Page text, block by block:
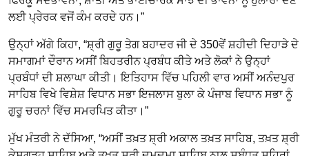
ਲਈ ਪ੍ਰੇਰਕ ਵਜੋਂ ਕੰਮ ਕਰਦੇ ਹਨ।”
ਉਨ੍ਹਾਂ ਅੱਗੇ ਕਿਹਾ, “ਸ਼੍ਰੀ ਗੁਰੂ ਤੇਗ ਬਹਾਦਰ ਜੀ ਦੇ 350ਵੇਂ ਸ਼ਹੀਦੀ ਦਿਹਾੜੇ ਦੇ
ਸਮਾਗਮਾਂ ਦੌਰਾਨ ਅਸੀਂ ਬਿਹਤਰੀਨ ਪ੍ਰਬੰਧ ਕੀਤੇ ਅਤੇ ਲੋਕਾਂ ਨੇ ਉਨ੍ਹਾਂ
ਪ੍ਰਬੰਧਾਂ ਦੀ ਸ਼ਲਾਘਾ ਕੀਤੀ। ਇਤਿਹਾਸ ਵਿੱਚ ਪਹਿਲੀ ਵਾਰ ਅਸੀਂ ਅਨੰਦਪੁਰ
ਸਾਹਿਬ ਵਿਖੇ ਵਿਸ਼ੇਸ਼ ਵਿਧਾਨ ਸਭਾ ਇਜਲਾਸ ਬੁਲਾ ਕੇ ਪੰਜਾਬ ਵਿਧਾਨ ਸਭਾ ਨੂੰ
ਗੁਰੂ ਚਰਨਾਂ ਵਿੱਚ ਸਮਰਪਿਤ ਕੀਤਾ।”
ਮੁੱਖ ਮੰਤਰੀ ਨੇ ਦੱਸਿਆ, “ਅਸੀਂ ਤਖ਼ਤ ਸ਼੍ਰੀ ਅਕਾਲ ਤਖ਼ਤ ਸਾਹਿਬ, ਤਖ਼ਤ ਸ਼੍ਰੀ